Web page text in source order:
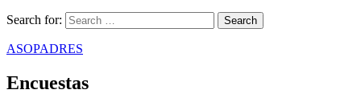
Search for:
ASOPADRES
Encuestas